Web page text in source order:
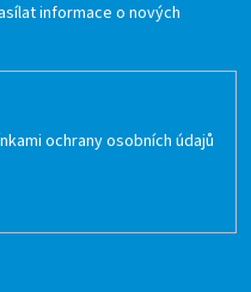
informace o nových
ochrany osobních údajů